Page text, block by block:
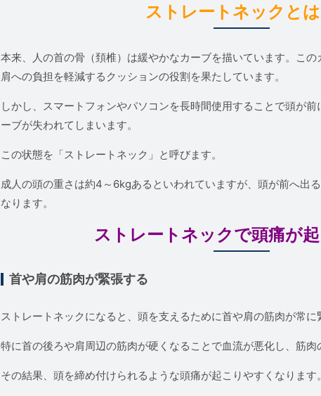
ストレートネックとは
本来、人の首の骨（頚椎）は緩やかなカーブを描いています。こ
肩への負担を軽減するクッションの役割を果たしています。
しかし、スマートフォンやパソコンを長時間使用することで頭が
ーブが失われてしまいます。
この状態を「ストレートネック」と呼びます。
成人の頭の重さは約4～6kgあるといわれていますが、頭が前へ出
なります。
ストレートネックで頭痛が
首や肩の筋肉が緊張する
ストレートネックになると、頭を支えるために首や肩の筋肉が常に
特に首の後ろや肩周辺の筋肉が硬くなることで血流が悪化し、筋肉
その結果、頭を締め付けられるような頭痛が起こりやすくなります。